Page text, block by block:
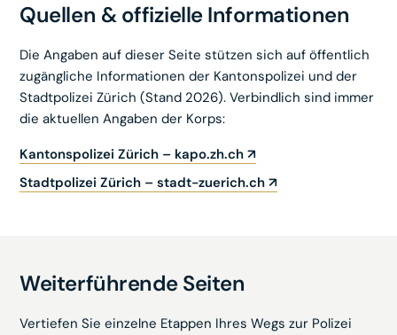
Quellen & offizielle Informationen
Die Angaben auf dieser Seite stützen sich auf öffentlich
zugängliche Informationen der Kantonspolizei und der
Stadtpolizei Zürich (Stand 2026). Verbindlich sind immer
die aktuellen Angaben der Korps:
Kantonspolizei Zürich – kapo.zh.ch ↗
Stadtpolizei Zürich – stadt-zuerich.ch ↗
Weiterführende Seiten
Vertiefen Sie einzelne Etappen Ihres Wegs zur Polizei